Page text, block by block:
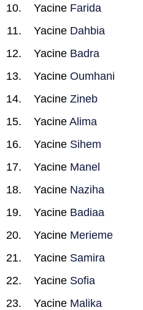
Yacine Farida
Yacine Dahbia
Yacine Badra
Yacine Oumhani
Yacine Zineb
Yacine Alima
Yacine Sihem
Yacine Manel
Yacine Naziha
Yacine Badiaa
Yacine Merieme
Yacine Samira
Yacine Sofia
Yacine Malika